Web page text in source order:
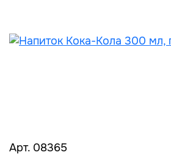
Арт. 08365